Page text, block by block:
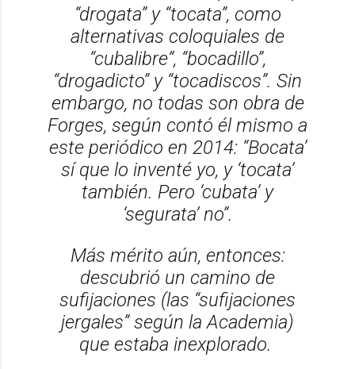
“drogata” y “tocata”, como
alternativas coloquiales de
“cubalibre”, “bocadillo”,
“drogadicto” y “tocadiscos”. Sin
embargo, no todas son obra de
Forges, según contó él mismo a
este periódico en 2014: “Bocata’
sí que lo inventé yo, y ‘tocata’
también. Pero ‘cubata’ y
‘segurata’ no”.
Más mérito aún, entonces:
descubrió un camino de
sufijaciones (las “sufijaciones
jergales” según la Academia)
que estaba inexplorado.